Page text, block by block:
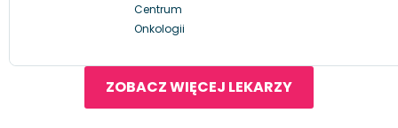
Centrum
Onkologii
ZOBACZ WIĘCEJ LEKARZY